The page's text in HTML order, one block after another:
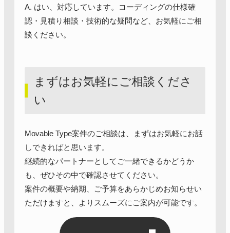
A. はい、対応しています。コーディングの仕様確
認・見積り相談・技術的な疑問など、お気軽にご相
談ください。
まずはお気軽にご相談くださ
い
Movable Type案件のご相談は、まずはお気軽にお話
しできればと思います。
継続的なパートナーとしてご一緒できるかどうか
も、ぜひその中で確認させてください。
案件の概要や納期、ご予算をあらかじめお知らせい
ただけますと、よりスムーズにご案内が可能です。